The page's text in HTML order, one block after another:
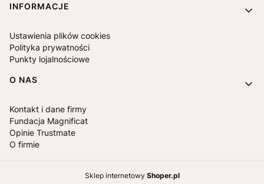
INFORMACJE
Ustawienia plików cookies
Polityka prywatności
Punkty lojalnościowe
O NAS
Kontakt i dane firmy
Fundacja Magnificat
Opinie Trustmate
O firmie
Sklep internetowy Shoper.pl